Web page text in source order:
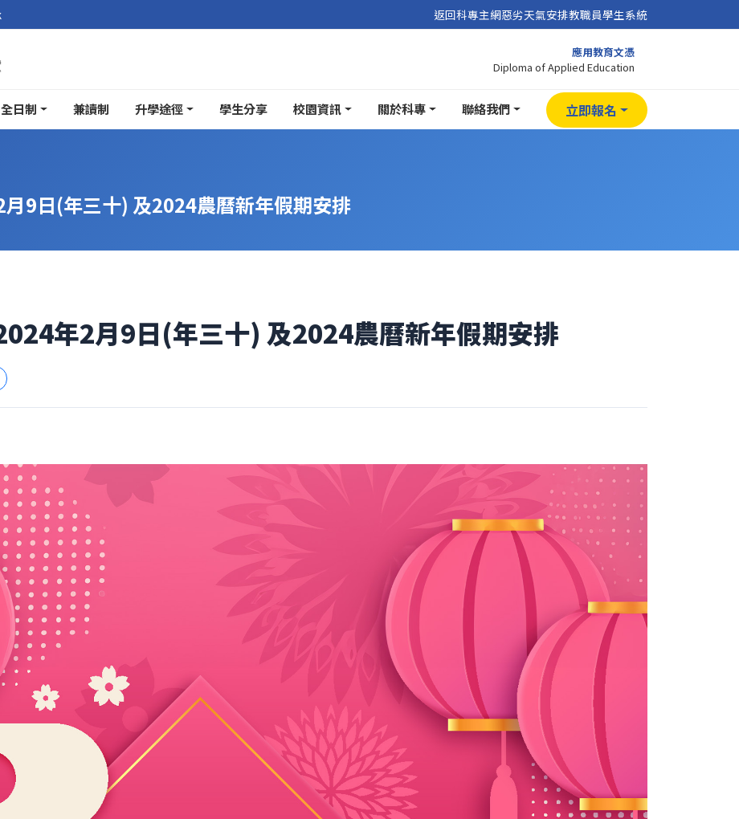
返回科專主網惡劣天氣安排教職員學生系統
應用教育文憑
Diploma of Applied Education
全日制 兼讀制 升學途徑 學生分享 校園資訊 關於科專 聯絡我們 立即報名
9日(年三十) 及2024農曆新年假期安排
年2月9日(年三十) 及2024農曆新年假期安排